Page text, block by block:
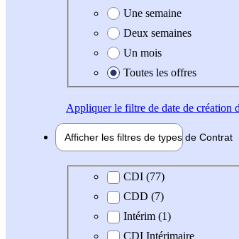
Une semaine
Deux semaines
Un mois
Toutes les offres
Appliquerle filtre de date de création
Afficher les filtres de types de Contrat
Type de contratCDI (77)
CDD (7)
Intérim (1)
CDI Intérimaire